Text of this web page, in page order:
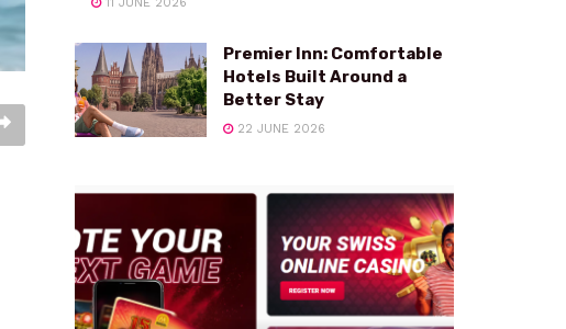
Premier Inn: Comfortable
Hotels Built Around a
Better Stay
22 JUNE 2026